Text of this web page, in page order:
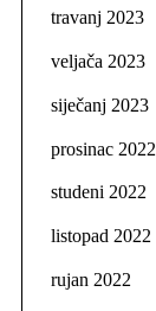
travanj 2023
veljača 2023
siječanj 2023
prosinac 2022
studeni 2022
listopad 2022
rujan 2022